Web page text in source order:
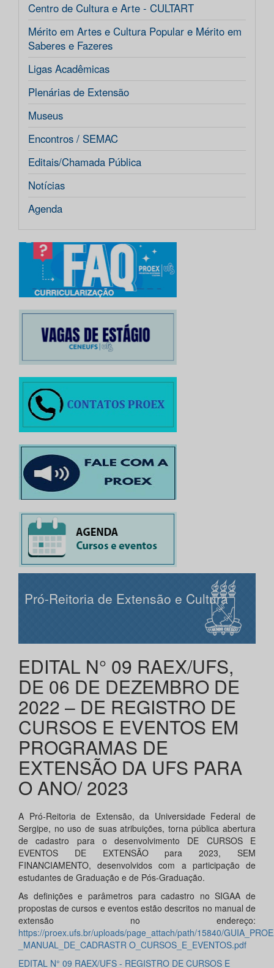
Centro de Cultura e Arte - CULTART
Mérito em Artes e Cultura Popular e Mérito em
Saberes e Fazeres
Ligas Acadêmicas
Plenárias de Extensão
Museus
Encontros / SEMAC
Editais/Chamada Pública
Notícias
Agenda
Pró-Reitoria de Extensão e Cultura
EDITAL N° 09 RAEX/UFS,
DE 06 DE DEZEMBRO DE
2022 – DE REGISTRO DE
CURSOS E EVENTOS EM
PROGRAMAS DE
EXTENSÃO DA UFS PARA
O ANO/ 2023
A Pró-Reitoria de Extensão, da Universidade Federal de
Sergipe, no uso de suas atribuições, torna pública abertura
de cadastro para o desenvolvimento DE CURSOS E
EVENTOS DE EXTENSÃO para 2023, SEM
FINANCIAMENTO, desenvolvidos com a participação de
estudantes de Graduação e de Pós-Graduação.
As definições e parâmetros para cadastro no SIGAA de
propostas de cursos e eventos estão descritos no manual de
extensão no endereço:
https://proex.ufs.br/uploads/page_attach/path/15840/
_MANUAL_DE_CADRASTR O_CURSOS_E_EVENTOS.pdf
EDITAL N° 09 RAEX/UFS - REGISTRO DE CURSOS E